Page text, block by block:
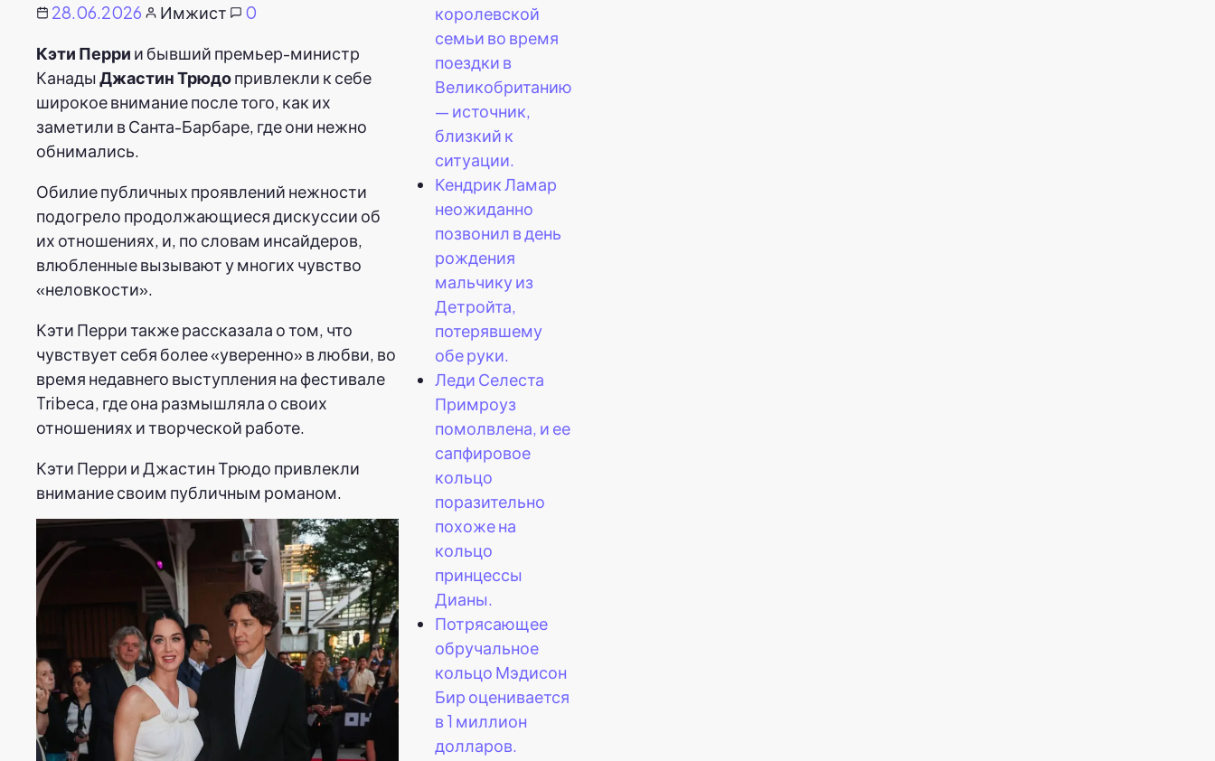
28.06.2026 Имжист
0
Кэти Перри и бывший премьер-министр
КанадыДжастин Трюдопривлекли к себе
широкое внимание после того, как их
заметили в Санта-Барбаре, где они нежно
обнимались.
Обилие публичных проявлений нежности
подогрело продолжающиеся дискуссии об
их отношениях, и, по словам инсайдеров,
влюбленные вызывают у многих чувство
«неловкости».
Кэти Перри также рассказала о том, что
чувствует себя более «уверенно» в любви, во
время недавнего выступления на фестивале
Tribeca, где она размышляла о своих
отношениях и творческой работе.
Кэти Перри и Джастин Трюдо привлекли
внимание своим публичным романом.
королевской
семьи во время
поездки в
Великобританию
— источник,
близкий к
ситуации.
Кендрик Ламар
неожиданно
позвонил в день
рождения
мальчику из
Детройта,
потерявшему
обе руки.
Леди Селеста
Примроуз
помолвлена, и ее
сапфировое
кольцо
поразительно
похоже на
кольцо
принцессы
Дианы.
Потрясающее
обручальное
кольцо Мэдисон
Бир оценивается
в 1 миллион
долларов.